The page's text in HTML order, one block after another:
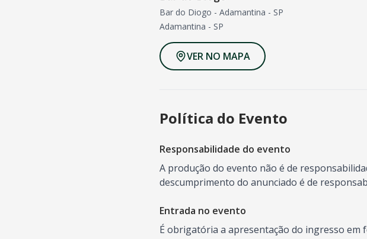
Bar do Diogo - Adamantina - SP
Adamantina - SP
VER NO MAPA
Política do Evento
Responsabilidade do evento
A produção do evento não é de
descumprimento do anunciado é de
Entrada no evento
É obrigatória a apresentação do ingresso